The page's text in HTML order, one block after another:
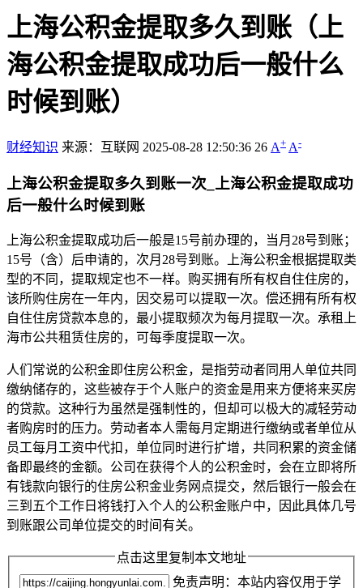
上海公积金提取多久到账（上
海公积金提取成功后一般什么
时候到账）
财经知识 来源：互联网 2025-08-28 12:50:36 26 A+ A-
上海公积金提取多久到账一次_上海公积金提取成功
后一般什么时候到账
上海公积金提取成功后一般是15号前办理的，当月28号到账；
15号（含）后申请的，次月28号到账。上海公积金根据提取类
型的不同，提取规定也不一样。购买拥有所有权自住住房的，
该所购住房在一年内，因交易可以提取一次。偿还拥有所有权
自住住房贷款本息的，最小提取频次为每月提取一次。承租上
海市公共租赁住房的，可每季度提取一次。
人们常说的公积金即住房公积金，是指劳动者同用人单位共同
缴纳储存的，这些被存于个人账户的资金是用来方便将来买房
的贷款。这种行为虽然是强制性的，但却可以极大的减轻劳动
者购房时的压力。劳动者本人需每月定期进行缴纳或者单位从
员工每月工资中代扣，单位同时进行扩增，共同积累的资金储
备即最终的金额。公司在获得个人的公积金时，会在立即将所
有钱款向银行的住房公积金业务网点提交，然后银行一般会在
三到五个工作日将钱打入个人的公积金账户中，因此具体几号
到账跟公司单位提交的时间有关。
点击这里复制本文地址
免责声明：本站内容仅用于学